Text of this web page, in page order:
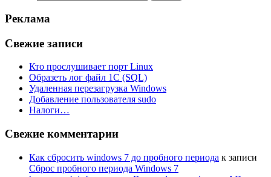
Реклама
Свежие записи
Кто прослушивает порт Linux
Образеть лог файл 1С (SQL)
Удаленная перезагрузка Windows
Добавление пользователя sudo
Налоги…
Свежие комментарии
Как сбросить windows 7 до пробного периода к записи
Сброс пробного периода Windows 7